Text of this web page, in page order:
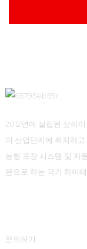
2012년에 설립된 상하
이 산업단지에 위치하
능형 포장 시스템 및 자
문으로 하는 국가 하이
문의하기